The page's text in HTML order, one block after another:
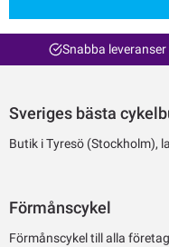
Snabba leveranser
Sveriges bästa
Butik i Tyresö (Stockholm),
Förmånscykel
Förmånscykel till alla